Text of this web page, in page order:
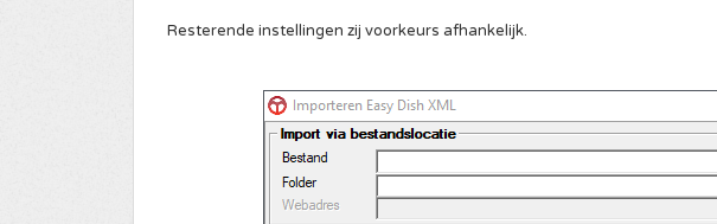
Resterende instellingen zij voorkeurs afhankelijk.